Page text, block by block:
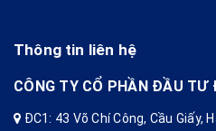
Thông tin liên hệ
CÔNG TY CỔ PHẦN ĐẦU TƯ
ĐC1: 43 Võ Chí Công, Cầu Giấy,